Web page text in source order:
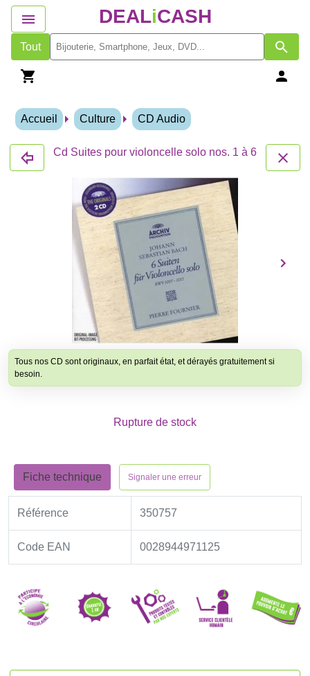
DEALiCASH
Tout
Accueil Culture CD Audio
Cd Suites pour violoncelle solo nos. 1 à 6
Tous nos CD sont originaux, en parfait état, et dérayés gratuitement si
besoin.
Rupture de stock
Fiche technique Signaler une erreur
Référence 350757
Code EAN 0028944971125